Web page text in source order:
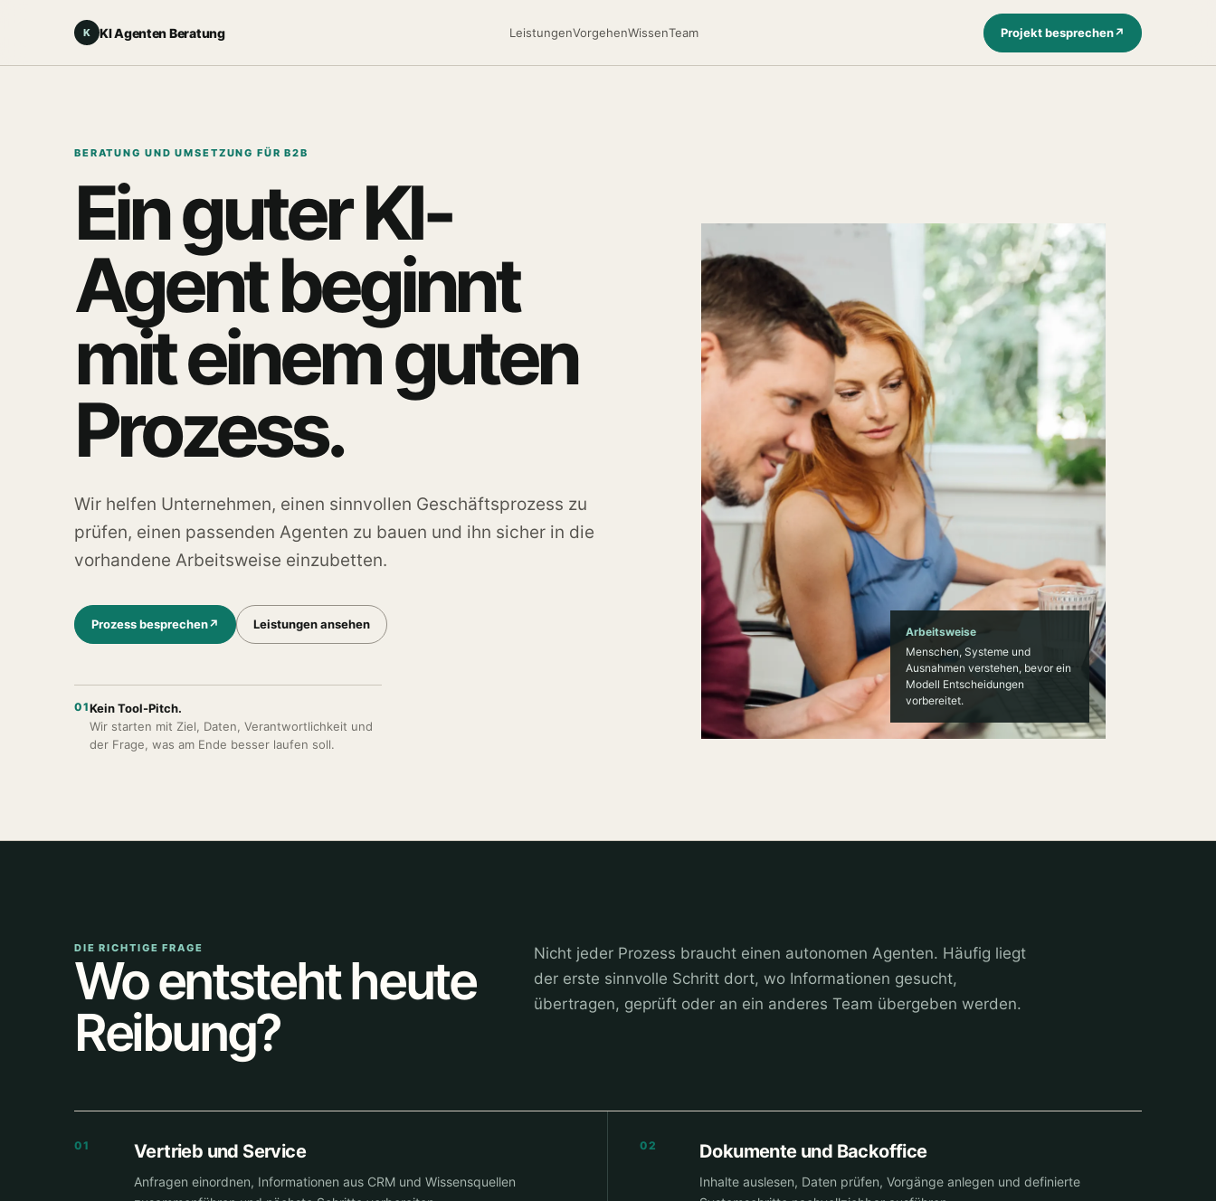
K KI Agenten Beratung LeistungenVorgehenWissenTeam Projekt besprechen↗
BERATUNG UND UMSETZUNG FÜR B2B
Ein guter KI-
Agent beginnt
mit einem guten
Prozess.
Wir helfen Unternehmen, einen sinnvollen Geschäftsprozess zu
prüfen, einen passenden Agenten zu bauen und ihn sicher in die
vorhandene Arbeitsweise einzubetten.
Prozess besprechen↗ Leistungen ansehen
01Kein Tool-Pitch.
Wir starten mit Ziel, Daten, Verantwortlichkeit und
der Frage, was am Ende besser laufen soll.
Arbeitsweise
Menschen, Systeme und
Ausnahmen verstehen, bevor ein
Modell Entscheidungen
vorbereitet.
DIE RICHTIGE FRAGE
Wo entsteht heute
Reibung?
Nicht jeder Prozess braucht einen autonomen Agenten. Häufig liegt
der erste sinnvolle Schritt dort, wo Informationen gesucht,
übertragen, geprüft oder an ein anderes Team übergeben werden.
01 Vertrieb und Service
Anfragen einordnen, Informationen aus CRM und Wissensquellen
02 Dokumente und Backoffice
Inhalte auslesen, Daten prüfen, Vorgänge anlegen und definierte